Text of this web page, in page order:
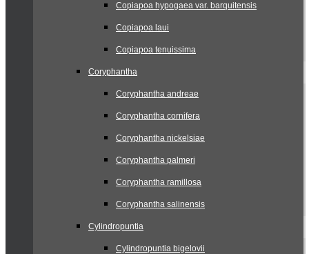
Copiapoa hypogaea var. barquitensis
Copiapoa laui
Copiapoa tenuissima
Coryphantha
Coryphantha andreae
Coryphantha cornifera
Coryphantha nickelsiae
Coryphantha palmeri
Coryphantha ramillosa
Coryphantha salinensis
Cylindropuntia
Cylindropuntia bigelovii